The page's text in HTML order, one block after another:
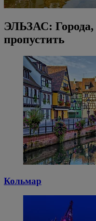
ЭЛЬЗАС: Города,
пропустить
Кольмар